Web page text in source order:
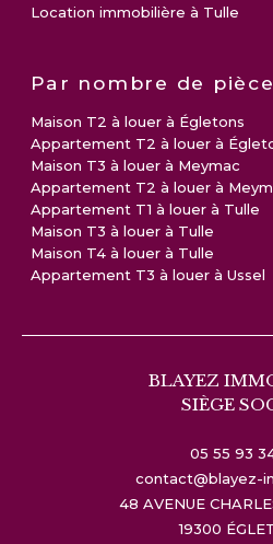
Location immobilière à Tulle
Par nombre de
Maison T2 à louer à Égletons
Appartement T2 à louer à
Maison T3 à louer à Meymac
Appartement T2 à louer à
Appartement T1 à louer à Tulle
Maison T3 à louer à Tulle
Maison T4 à louer à Tulle
Appartement T3 à louer à Ussel
BLAYEZ
SIÈGE
05 55 93
contact@blayez-
48 AVENUE
19300